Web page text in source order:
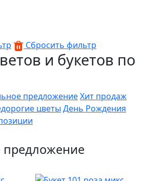
Сбросить фильтр
и букетов по
предложениеХит продаж
цветы День Рождения